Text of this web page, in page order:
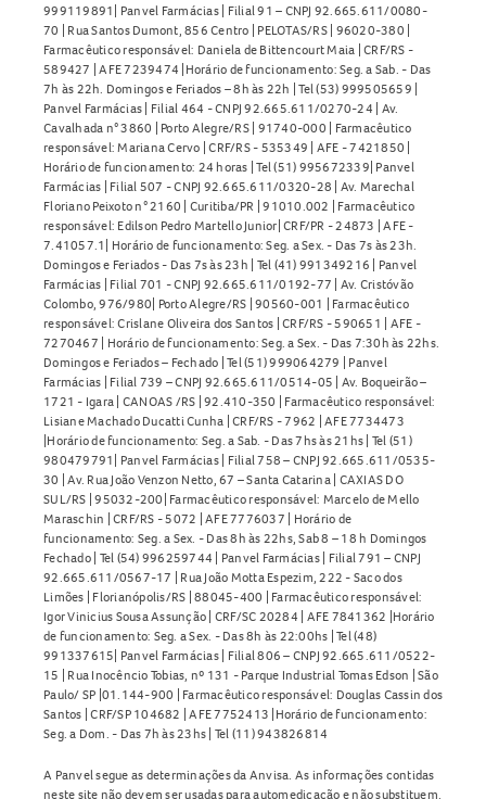
999119891| Panvel Farmácias | Filial 91 – CNPJ 92.665.611/0080-
70 | Rua Santos Dumont, 856 Centro | PELOTAS/RS | 96020-380 |
Farmacêutico responsável: Daniela de Bittencourt Maia | CRF/RS -
589427 | AFE 7239474 |Horário de funcionamento: Seg. a Sab. - Das
7h às 22h. Domingos e Feriados – 8h às 22h | Tel (53) 999505659 |
Panvel Farmácias | Filial 464 - CNPJ 92.665.611/0270-24 | Av.
Cavalhada n° 3860 | Porto Alegre/RS | 91740-000 | Farmacêutico
responsável: Mariana Cervo | CRF/RS - 535349 | AFE - 7421850 |
Horário de funcionamento: 24 horas | Tel (51) 995672339| Panvel
Farmácias | Filial 507 - CNPJ 92.665.611/0320-28 | Av. Marechal
Floriano Peixoto n° 2160 | Curitiba/PR | 91010.002 | Farmacêutico
responsável: Edilson Pedro Martello Junior| CRF/PR - 24873 | AFE -
7.41057.1| Horário de funcionamento: Seg. a Sex. - Das 7s às 23h.
Domingos e Feriados - Das 7s às 23h | Tel (41) 991349216 | Panvel
Farmácias | Filial 701 - CNPJ 92.665.611/0192-77 | Av. Cristóvão
Colombo, 976/980| Porto Alegre/RS | 90560-001 | Farmacêutico
responsável: Crislane Oliveira dos Santos | CRF/RS - 590651 | AFE -
7270467 | Horário de funcionamento: Seg. a Sex. - Das 7:30h às 22hs.
Domingos e Feriados – Fechado | Tel (51) 999064279 | Panvel
Farmácias | Filial 739 – CNPJ 92.665.611/0514-05 | Av. Boqueirão –
1721 - Igara | CANOAS /RS | 92.410-350 | Farmacêutico responsável:
Lisiane Machado Ducatti Cunha | CRF/RS - 7962 | AFE 7734473
|Horário de funcionamento: Seg. a Sab. - Das 7hs às 21hs | Tel (51)
980479791| Panvel Farmácias | Filial 758 – CNPJ 92.665.611/0535-
30 | Av. Rua João Venzon Netto, 67 – Santa Catarina | CAXIAS DO
SUL/RS | 95032-200| Farmacêutico responsável: Marcelo de Mello
Maraschin | CRF/RS - 5072 | AFE 7776037 | Horário de
funcionamento: Seg. a Sex. - Das 8h às 22hs, Sab 8 – 18 h Domingos
Fechado | Tel (54) 996259744 | Panvel Farmácias | Filial 791 – CNPJ
92.665.611/0567-17 | Rua João Motta Espezim, 222 - Saco dos
Limões | Florianópolis/RS | 88045-400 | Farmacêutico responsável:
Igor Vinicius Sousa Assunção | CRF/SC 20284 | AFE 7841362 |Horário
de funcionamento: Seg. a Sex. - Das 8h às 22:00hs | Tel (48)
991337615| Panvel Farmácias | Filial 806 – CNPJ 92.665.611/0522-
15 | Rua Inocêncio Tobias, nº 131 - Parque Industrial Tomas Edson | São
Paulo/ SP |01.144-900 | Farmacêutico responsável: Douglas Cassin dos
Santos | CRF/SP 104682 | AFE 7752413 |Horário de funcionamento:
Seg. a Dom. - Das 7h às 23hs | Tel (11) 943826814
A Panvel segue as determinações da Anvisa. As informações contidas
neste site não devem ser usadas para automedicação e não substituem,